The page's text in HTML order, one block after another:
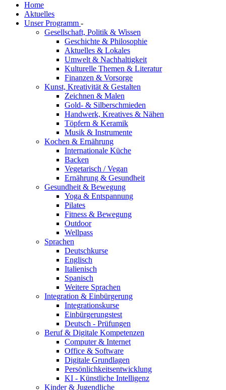
Home
Aktuelles
Unser Programm -
Gesellschaft, Politik & Wissen
Geschichte & Philosophie
Aktuelles & Lokales
Umwelt & Nachhaltigkeit
Kulturelle Themen & Literatur
Finanzen & Vorsorge
Kunst, Kreativität & Gestalten
Zeichnen & Malen
Gold- & Silberschmieden
Handwerk, Kreatives & Nähen
Töpfern & Keramik
Musik & Instrumente
Kochen & Ernährung
Internationale Küche
Backen
Vegetarisch / Vegan
Ernährung & Gesundheit
Gesundheit & Bewegung
Yoga & Entspannung
Pilates
Fitness & Bewegung
Outdoor
Wellpass
Sprachen
Deutschkurse
Englisch
Italienisch
Spanisch
Weitere Sprachen
Integration & Einbürgerung
Integrationskurse
Einbürgerungstest
Deutsch - Prüfungen
Beruf & Digitale Kompetenzen
Computer & Internet
Office & Software
Digitale Grundlagen
Persönlichkeitsentwicklung
KI - Künstliche Intelligenz
Kinder & Jugendliche